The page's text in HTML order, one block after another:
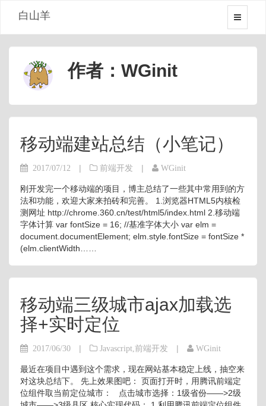
白山羊
作者：WGinit
移动端建站总结（小笔记）
2017/07/12 | 前端开发 | WGinit
刚开发完一个移动端的项目，博主总结了一些其中常用到的方
法和功能，欢迎大家来拍砖和完善。 1.浏览器HTML5内核检
测网址 http://chrome.360.cn/test/html5/index.html 2.移动端
字体计算 var fontSize = 16; //基准字体大小 var elm =
document.documentElement; elm.style.fontSize = fontSize *
(elm.clientWidth……
移动端三级城市ajax加载选
择+实时定位
2017/06/30 | Javascript 前端开发 | WGinit
最近在项目中遇到这个需求，现在网站基本稳定上线，抽空来
对这块总结下。 先上效果图吧： 页面打开时，用腾讯前端定
位组件取当前定位城市： 点击城市选择：1级省份——>2级